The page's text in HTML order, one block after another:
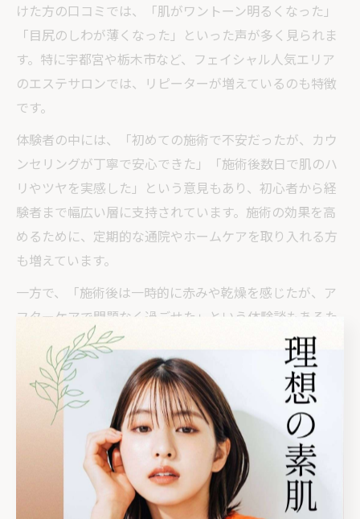
けた方の口コミでは、「肌がワントーン明るくなった」
「目尻のしわが薄くなった」といった声が多く見られま
す。特に宇都宮や栃木市など、フェイシャル人気エリア
のエステサロンでは、リピーターが増えているのも特徴
です。
体験者の中には、「初めての施術で不安だったが、カウ
ンセリングが丁寧で安心できた」「施術後数日で肌のハ
リやツヤを実感した」という意見もあり、初心者から経
験者まで幅広い層に支持されています。施術の効果を高
めるために、定期的な通院やホームケアを取り入れる方
も増えています。
一方で、「施術後は一時的に赤みや乾燥を感じたが、ア
フターケアで問題なく過ごせた」という体験談もあるた
め、施術前の説明やアフターサービスの充実度もエステ
選びのポイントとなります。
ハーブピーリング後の肌変化とその持続性について
ハーブピーリング後の肌は、ターンオーバーの促進によ
り、透明感やハリの向上が期待できます。施術直後は赤
みや乾燥が見られることもありますが、数日で落ち着
き、しわやたるみが目立ちにくくなる体験談が多く寄せ